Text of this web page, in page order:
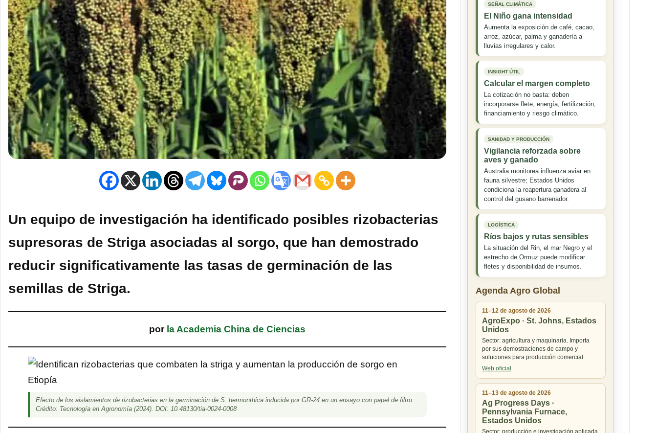
Un equipo de investigación ha identificado posibles rizobacterias
supresoras de Striga asociadas al sorgo, que han demostrado
reducir significativamente las tasas de germinación de las
semillas de Striga.
por la Academia China de Ciencias
Efecto de los aislamientos de rizobacterias en la germinación de S. hermonthica inducida por GR-24 en un ensayo con papel de filtro.
Crédito: Tecnología en Agronomía (2024). DOI: 10.48130/tia-0024-0008
SEÑAL CLIMÁTICA
El Niño gana intensidad
Aumenta la exposición de café, cacao,
arroz, azúcar, palma y ganadería a
lluvias irregulares y calor.
INSIGHT ÚTIL
Calcular el margen completo
La cotización no basta: deben
incorporarse flete, energía, fertilización,
financiamiento y riesgo climático.
SANIDAD Y PRODUCCIÓN
Vigilancia reforzada sobre
aves y ganado
Australia monitorea influenza aviar en
fauna silvestre; Estados Unidos
condiciona la reapertura ganadera al
control del gusano barrenador.
LOGÍSTICA
Ríos bajos y rutas sensibles
La situación del Rin, el mar Negro y el
estrecho de Ormuz puede modificar
fletes y disponibilidad de insumos.
Agenda Agro Global
11–12 de agosto de 2026
AgroExpo · St. Johns, Estados
Unidos
Sector: agricultura y maquinaria. Importa
por sus demostraciones de campo y
soluciones para producción comercial.
Web oficial
11–13 de agosto de 2026
Ag Progress Days ·
Pennsylvania Furnace,
Estados Unidos